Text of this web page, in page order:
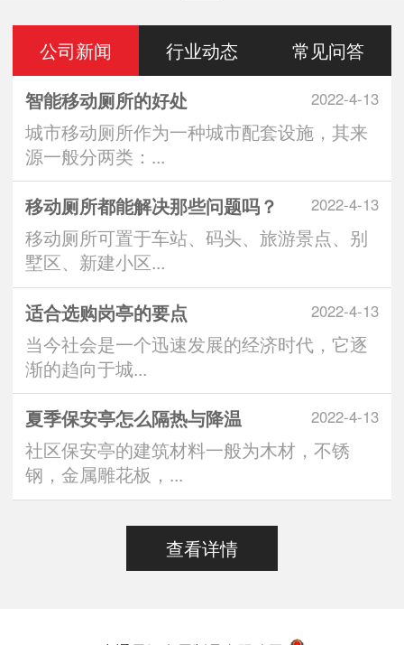
公司新闻 行业动态 常见问答
2022-4-13
智能移动厕所的好处
城市移动厕所作为一种城市配套设施，其来
源一般分两类：...
2022-4-13
移动厕所都能解决那些问题吗？
移动厕所可置于车站、码头、旅游景点、别
墅区、新建小区...
2022-4-13
适合选购岗亭的要点
当今社会是一个迅速发展的经济时代，它逐
渐的趋向于城...
2022-4-13
夏季保安亭怎么隔热与降温
社区保安亭的建筑材料一般为木材，不锈
钢，金属雕花板，...
查看详情